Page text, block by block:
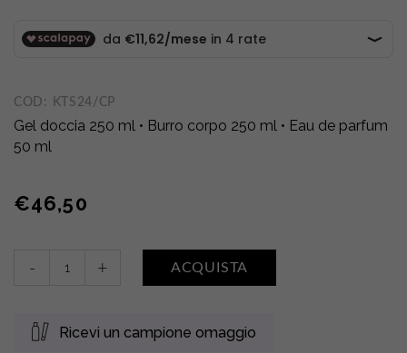
COD: KTS24/CP
Gel doccia 250 ml • Burro corpo 250 ml • Eau de parfum
50 ml
€46,50
Burro
corpo
- + ACQUISTA
Ricevi un campione omaggio